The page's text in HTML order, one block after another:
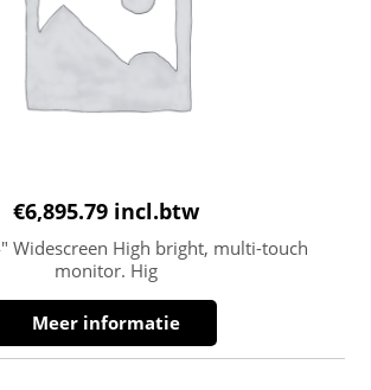
€6,895.79 incl.btw
Widescreen High bright, multi-touch
monitor. Hig
Meer informatie